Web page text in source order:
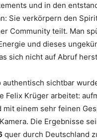
und in den
Sie verkörpern den
Community teilt. Man
und dieses
sich nicht auf Abruf
authentisch sichtbar
Felix Krüger arbeitet:
mit einem sehr feinen
Die Ergebnisse
quer durch Deutschland